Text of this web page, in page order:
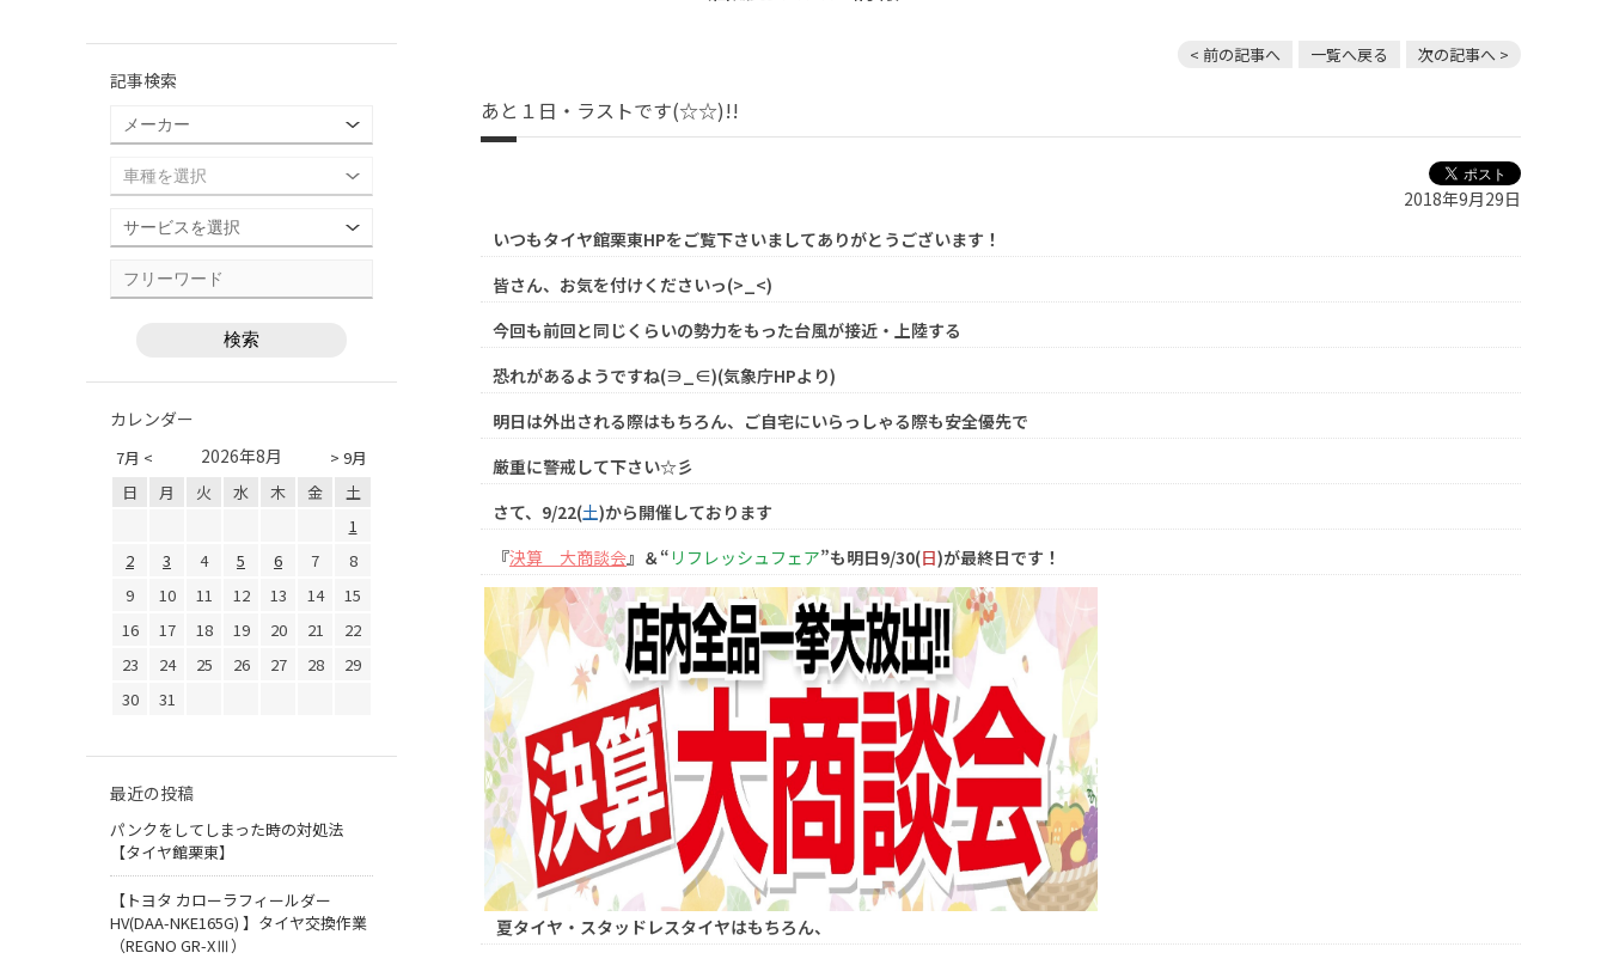
< 前の記事へ 一覧へ戻る 次の記事へ >
あと１日・ラストです(☆☆)!!
2018年9月29日
いつもタイヤ館栗東HPをご覧下さいましてありがとうございます！
皆さん、お気を付けくださいっ(>_<)
今回も前回と同じくらいの勢力をもった台風が接近・上陸する
恐れがあるようですね(∋_∈)(気象庁HPより)
明日は外出される際はもちろん、ご自宅にいらっしゃる際も安全優先で
厳重に警戒して下さい☆彡
さて、9/22(土)から開催しております
『決算 大商談会』＆“ リフレッシュフェア”も明日9/30(日)が最終日です！
夏タイヤ・スタッドレスタイヤはもちろん、
記事検索
カレンダー
7月 < > 9月
2026年8月
日 月 火 水 木 金
土
1
2
3 4 5 6 7
8
9
10 11 12 13 14
15
16
17 18 19 20 21
22
23
24 25 26 27 28
29
30
31
最近の投稿
パンクをしてしまった時の対処法
【タイヤ館栗東】
【トヨタ カローラフィールダー
HV(DAA-NKE165G) 】タイヤ交換作業
（REGNO GR-XⅢ）